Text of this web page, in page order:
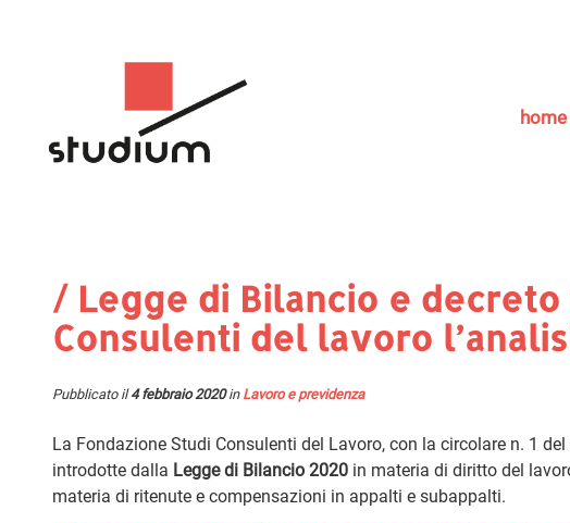
home
/ Legge di Bilancio e
Consulenti del lavoro
Pubblicato il4 febbraio 2020in Lavoro e previdenza
La Fondazione Studi Consulenti del Lavoro, con la circolare n. 1
introdotte dalla Legge di Bilancio 2020 in materia di diritto del
materia di ritenute e compensazioni in appalti e subappalti.